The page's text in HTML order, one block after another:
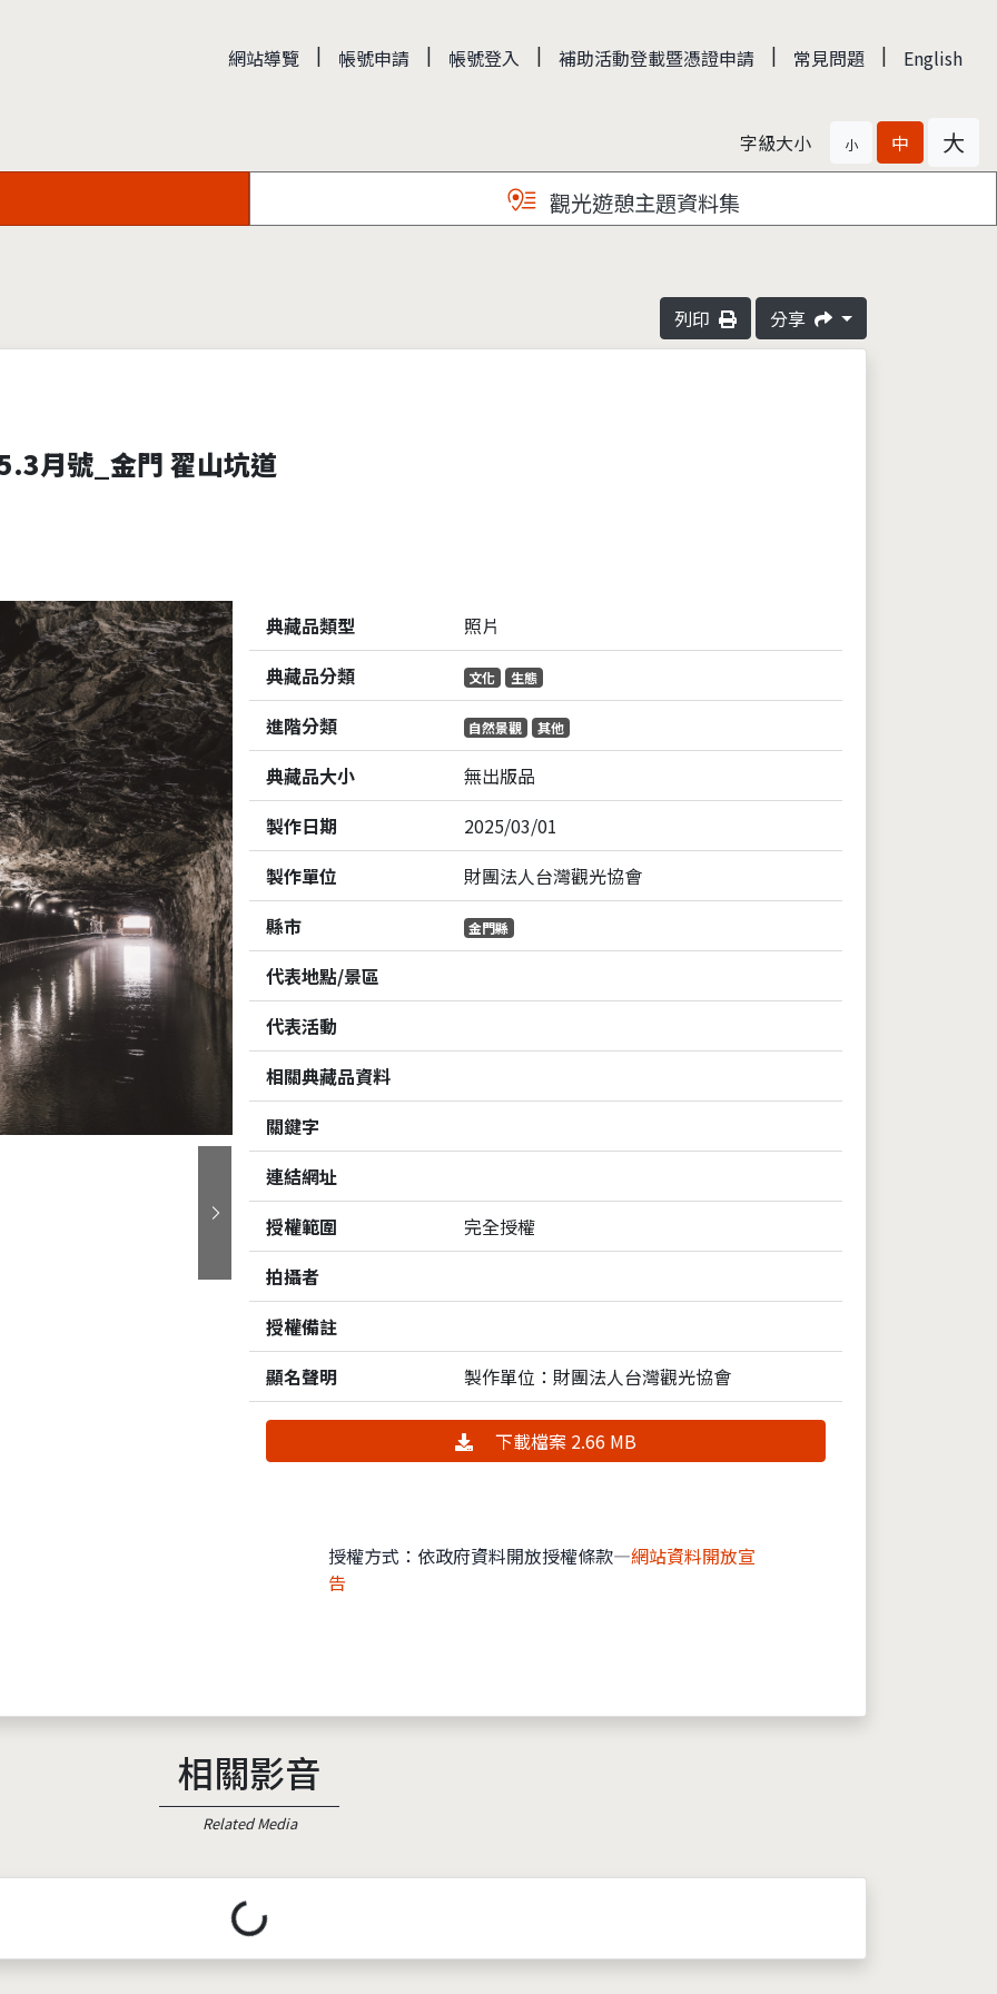
網站導覽 | 帳號申請 | 帳號登入 | 補助活動登載暨憑證申請 | 常見問題 | English
字級大小 小 中 大
觀光遊憩主題資料集
列印 分享
月號_金門 翟山坑道
下一張
典藏品類型
照片
典藏品分類
文化 生態
進階分類 自然景觀 其他
典藏品大小
無出版品
製作日期
2025/03/01
製作單位
財團法人台灣觀光協會
縣市
金門縣
代表地點/景區
代表活動
相關典藏品資料
關鍵字
連結網址
授權範圍
完全授權
拍攝者
授權備註
顯名聲明
製作單位：財團法人台灣觀光協會
下載檔案 2.66 MB
授權方式：依政府資料開放授權條款—網站資料開放宣
告
相關影音
Related Media
載入中...